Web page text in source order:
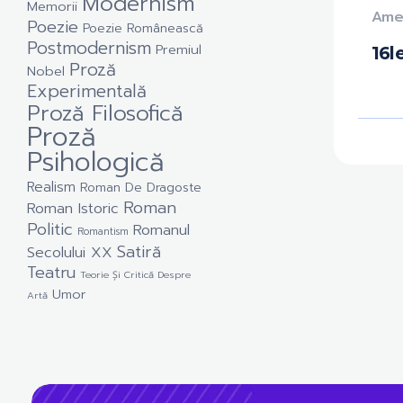
16
Memorii
Poezie Poezie Românească
Postmodernism Premiul
Nobel Proză
Experimentală
Proză Filosofică
Proză
Psihologică
Realism Roman De Dragoste
Roman Istoric Roman
Politic Romantism Romanul
Secolului XX Satiră
Teatru Teorie Și Critică Despre
Artă Umor